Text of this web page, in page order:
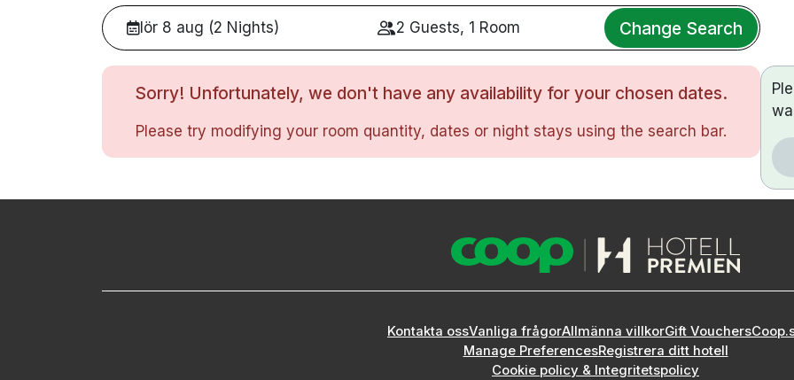
lör 8 aug (2 Nights) 2 Guests, 1 Room Change Search
Sorry! Unfortunately, we don't have any availability for your chosen dates.
Please try modifying your room quantity, dates or night stays using the search bar.
Kontakta ossVanliga frågorAllmänna villkorGift Vouchers
Manage PreferencesRegistrera ditt hotell
Cookie policy & Integritetspolicy